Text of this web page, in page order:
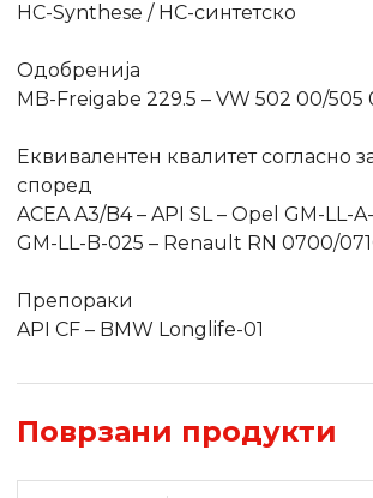
HC-Synthese / HC-синтетско
Одобренија
MB-Freigabe 229.5 – VW 502 00/505
Еквивалентен квалитет согласно
според
ACEA A3/B4 – API SL – Opel GM-LL-
GM-LL-B-025 – Renault RN 0700/
Препораки
API CF – BMW Longlife-01
Поврзани продукти